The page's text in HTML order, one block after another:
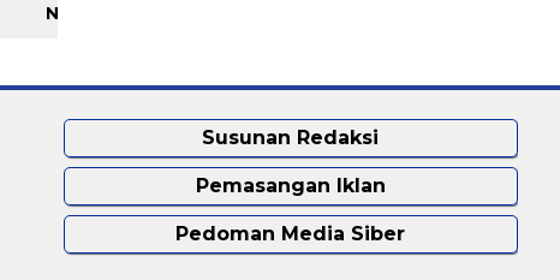
Nias
Susunan Redaksi
Pemasangan Iklan
Pedoman Media Siber